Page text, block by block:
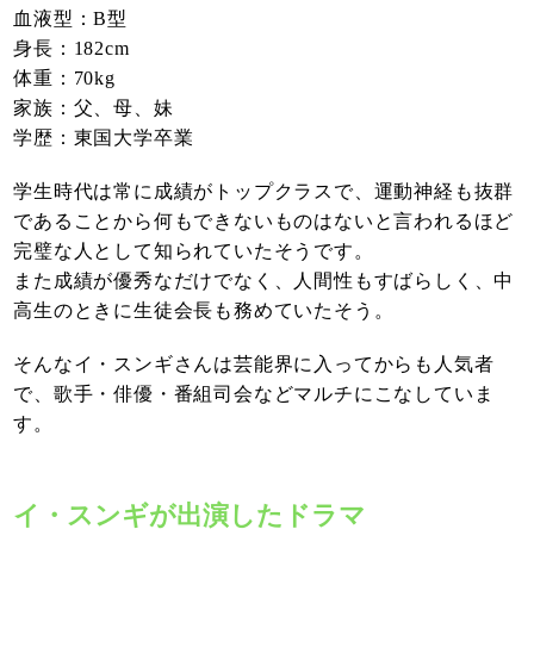
血液型：B型
身長：182cm
体重：70kg
家族：父、母、妹
学歴：東国大学卒業
学生時代は常に成績がトップクラスで、運動神経も抜群
であることから何もできないものはないと言われるほど
完璧な人として知られていたそうです。
また成績が優秀なだけでなく、人間性もすばらしく、中
高生のときに生徒会長も務めていたそう。
そんなイ・スンギさんは芸能界に入ってからも人気者
で、歌手・俳優・番組司会などマルチにこなしていま
す。
イ・スンギが出演したドラマ